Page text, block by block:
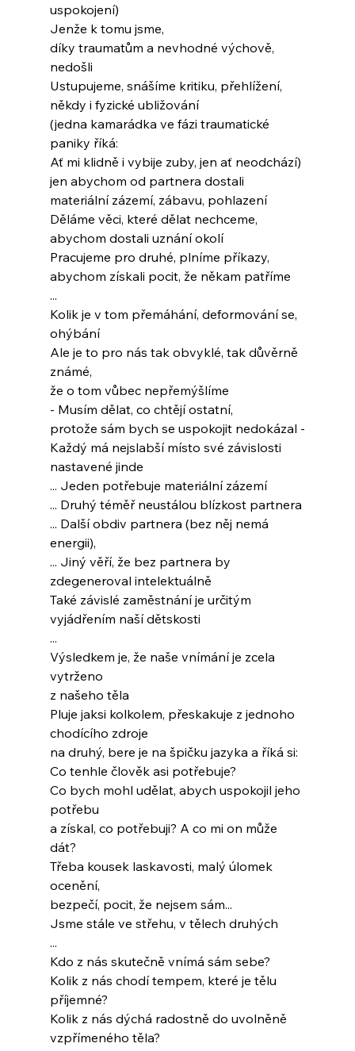
uspokojení)
Jenže k tomu jsme,
díky traumatům a nevhodné výchově,
nedošli
Ustupujeme, snášíme kritiku, přehlížení,
někdy i fyzické ubližování
(jedna kamarádka ve fázi traumatické
paniky říká:
Ať mi klidně i vybije zuby, jen ať neodchází)
jen abychom od partnera dostali
materiální zázemí, zábavu, pohlazení
Děláme věci, které dělat nechceme,
abychom dostali uznání okolí
Pracujeme pro druhé, plníme příkazy,
abychom získali pocit, že někam patříme
...
Kolik je v tom přemáhání, deformování se,
ohýbání
Ale je to pro nás tak obvyklé, tak důvěrně
známé,
že o tom vůbec nepřemýšlíme
- Musím dělat, co chtějí ostatní,
protože sám bych se uspokojit nedokázal -
Každý má nejslabší místo své závislosti
nastavené jinde
... Jeden potřebuje materiální zázemí
... Druhý téměř neustálou blízkost partnera
... Další obdiv partnera (bez něj nemá
energii),
... Jiný věří, že bez partnera by
zdegeneroval intelektuálně
Také závislé zaměstnání je určitým
vyjádřením naší dětskosti
...
Výsledkem je, že naše vnímání je zcela
vytrženo
z našeho těla
Pluje jaksi kolkolem, přeskakuje z jednoho
chodícího zdroje
na druhý, bere je na špičku jazyka a říká si:
Co tenhle člověk asi potřebuje?
Co bych mohl udělat, abych uspokojil jeho
potřebu
a získal, co potřebuji? A co mi on může
dát?
Třeba kousek laskavosti, malý úlomek
ocenění,
bezpečí, pocit, že nejsem sám...
Jsme stále ve střehu, v tělech druhých
...
Kdo z nás skutečně vnímá sám sebe?
Kolik z nás chodí tempem, které je tělu
příjemné?
Kolik z nás dýchá radostně do uvolněně
vzpřímeného těla?